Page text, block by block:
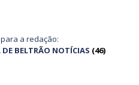
a redação:
BELTRÃO NOTÍCIAS (46)